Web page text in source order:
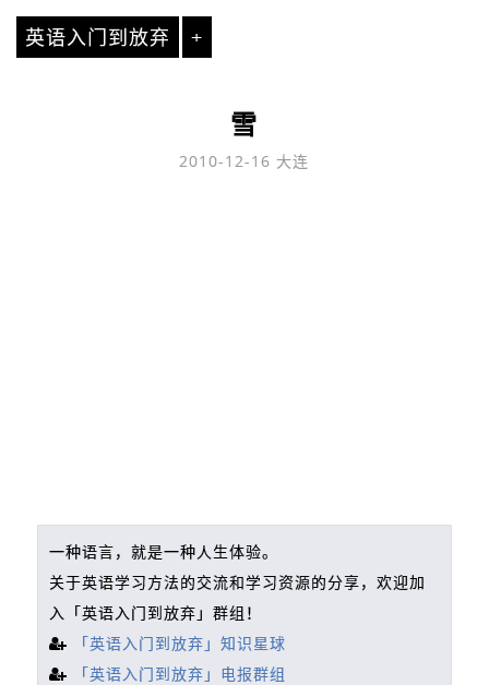
英语入门到放弃 +
雪
2010-12-16大连
一种语言，就是一种人生体验。
关于英语学习方法的交流和学习资源的分享，欢迎加
入「英语入门到放弃」群组！
「英语入门到放弃」知识星球
「英语入门到放弃」电报群组